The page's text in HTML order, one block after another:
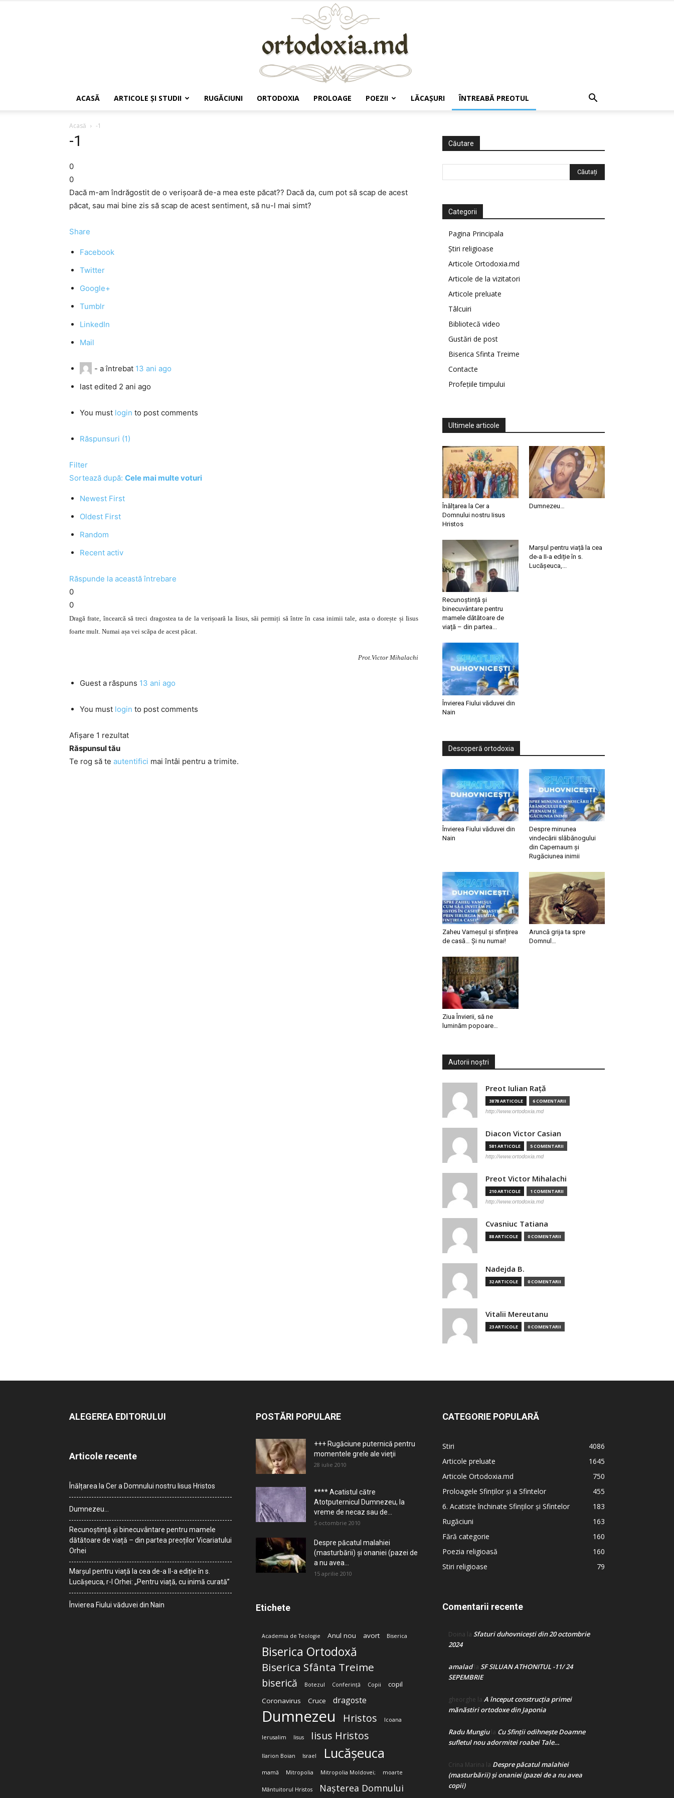
ACASĂ ARTICOLE ŞI STUDII RUGĂCIUNI ORTODOXIA PROLOAGE POEZII LĂCAŞURI ÎNTREABĂ PREOTUL
Acasă -1
-1
0
0
Dacă m-am îndrăgostit de o verișoară de-a mea este păcat?? Dacă da, cum pot să scap de acest
păcat, sau mai bine zis să scap de acest sentiment, să nu-l mai simt?
Share
Facebook
Twitter
Google+
Tumblr
LinkedIn
Mail
- a întrebat 13 ani ago
last edited 2 ani ago
You must login to post comments
Răspunsuri (1)
Filter
Sortează după: Cele mai multe voturi
Newest First
Oldest First
Random
Recent activ
Răspunde la această întrebare
0
0
Dragă frate, încearcă să treci dragostea ta de la verișoară la Iisus, săi permiți să între în casa inimii tale, asta o dorește și Iisus
foarte mult. Numai așa vei scăpa de acest păcat.
Prot.Victor Mihalachi
Guest a răspuns 13 ani ago
You must login to post comments
Afișare 1 rezultat
Răspunsul tău
Te rog să te autentifici mai întâi pentru a trimite.
Căutare
Categorii
Pagina Principala
Știri religioase
Articole Ortodoxia.md
Articole de la vizitatori
Articole preluate
Tâlcuiri
Bibliotecă video
Gustări de post
Biserica Sfinta Treime
Contacte
Profețiile timpului
Ultimele articole
Înălțarea la Cer a
Domnului nostru Iisus
Hristos
Dumnezeu…
Recunoștință și
binecuvântare pentru
mamele dătătoare de
viață – din partea...
Marșul pentru viață la cea
de-a II-a ediție în s.
Lucășeuca,...
Învierea Fiului văduvei din
Nain
Descoperă ortodoxia
Învierea Fiului văduvei din
Nain
Despre minunea
vindecării slăbănogului
din Capernaum și
Rugăciunea inimii
Zaheu Vameșul și sfințirea
de casă… Și nu numai!
Aruncă grija ta spre
Domnul…
Ziua Învierii, să ne
luminăm popoare…
Autorii noștri
Preot Iulian Raţă
3878 ARTICOLE 6 COMENTARII
http://www.ortodoxia.md
Diacon Victor Casian
581 ARTICOLE 5 COMENTARII
http://www.ortodoxia.md
Preot Victor Mihalachi
210 ARTICOLE 1 COMENTARII
http://www.ortodoxia.md
Cvasniuc Tatiana
88 ARTICOLE 0 COMENTARII
Nadejda B.
32 ARTICOLE 0 COMENTARII
Vitalii Mereutanu
23 ARTICOLE 0 COMENTARII
ALEGEREA EDITORULUI
Articole recente
Înălțarea la Cer a Domnului nostru Iisus Hristos
Dumnezeu…
Recunoștință și binecuvântare pentru mamele
dătătoare de viață – din partea preoților Vicariatului
Orhei
Marșul pentru viață la cea de-a II-a ediție în s.
Lucășeuca, r-l Orhei: „Pentru viață, cu inimă curată”
Învierea Fiului văduvei din Nain
POSTĂRI POPULARE
+++ Rugăciune puternică pentru
momentele grele ale vieţii
28 iulie 2010
**** Acatistul către
Atotputernicul Dumnezeu, la
vreme de necaz sau de...
5 octombrie 2010
Despre păcatul malahiei
(masturbării) şi onaniei (pazei de
a nu avea...
15 aprilie 2010
Etichete
Academia de Teologie Anul nou avort Biserica
Biserica Ortodoxă
Biserica Sfânta Treime
biserică Botezul Conferință Copii
copil
Coronavirus
Cruce dragoste
Dumnezeu Hristos Icoana
Ierusalim Iisus Iisus Hristos
Ilarion Boian Israel Lucășeuca
mamă Mitropolia Mitropolia Moldovei; moarte
Mântuitorul Hristos Nașterea Domnului
CATEGORIE POPULARĂ
Stiri
4086
Articole preluate
1645
Articole Ortodoxia.md
750
Proloagele Sfinților și a Sfintelor
455
6. Acatiste închinate Sfinților și Sfintelor
183
Rugăciuni
163
Fără categorie
160
Poezia religioasă
160
Stiri religioase
79
Comentarii recente
Doina la Sfaturi duhovnicești din 20 octombrie
2024
amaladla SF SILUAN ATHONITUL -11/ 24
SEPEMBRIE
gheorghe la A început construcţia primei
mănăstiri ortodoxe din Japonia
Radu Mungiula Cu Sfinții odihnește Doamne
sufletul nou adormitei roabei Tale…
Crina Marina la Despre păcatul malahiei
(masturbării) şi onaniei (pazei de a nu avea
copii)